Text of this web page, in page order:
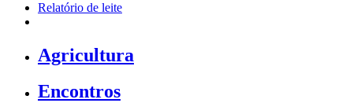
Relatório de leite
Agricultura
Encontros